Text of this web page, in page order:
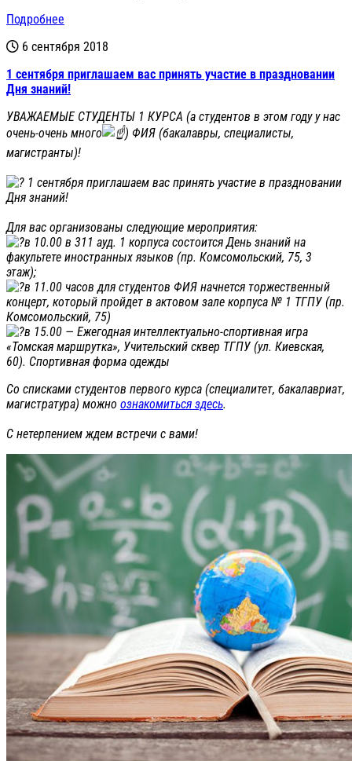
Подробнее
6 сентября 2018
1 сентября приглашаем вас принять участие в праздновании
Дня знаний!
УВАЖАЕМЫЕ СТУДЕНТЫ 1 КУРСА (а студентов в этом году у нас
очень-очень много
) ФИЯ (бакалавры, специалисты,
магистранты)!
1 сентября приглашаем вас принять участие в праздновании
Дня знаний!
Для вас организованы следующие мероприятия:
в 10.00 в 311 ауд. 1 корпуса состоится День знаний на
факультете иностранных языков (пр. Комсомольский, 75, 3
этаж);
в 11.00 часов для студентов ФИЯ начнется торжественный
концерт, который пройдет в актовом зале корпуса № 1 ТГПУ (пр.
Комсомольский, 75)
в 15.00 — Ежегодная интеллектуально-спортивная игра
«Томская маршрутка», Учительский сквер ТГПУ (ул. Киевская,
60). Спортивная форма одежды
Со списками студентов первого курса (специалитет, бакалавриат,
магистратура) можно ознакомиться здесь.
С нетерпением ждем встречи с вами!